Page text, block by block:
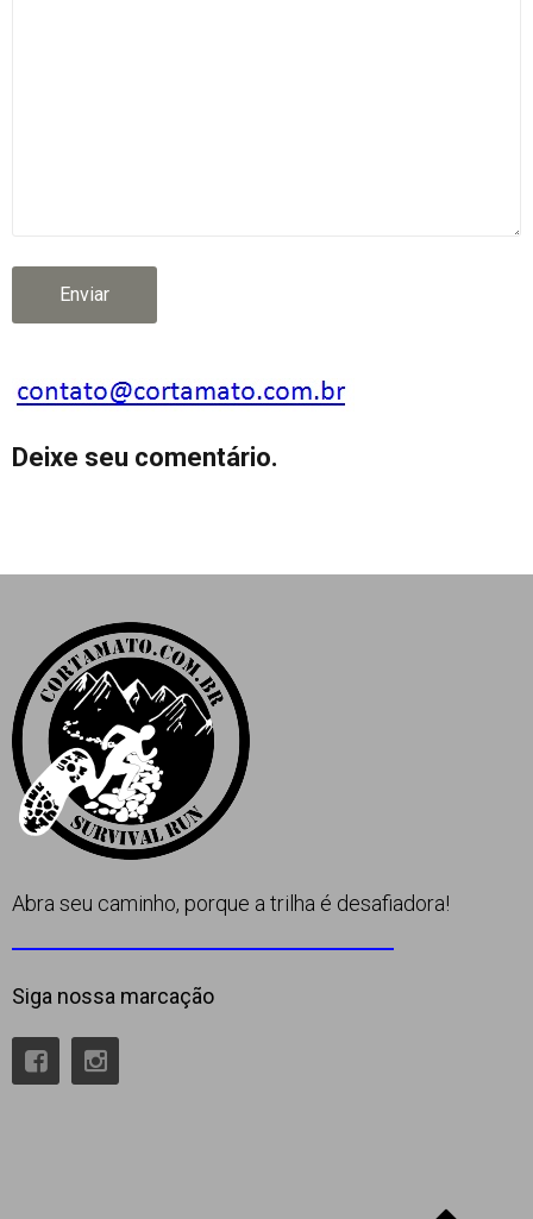
Deixe seu comentário.
Abra seu caminho, porque a trilha é desafiadora!
Siga nossa marcação